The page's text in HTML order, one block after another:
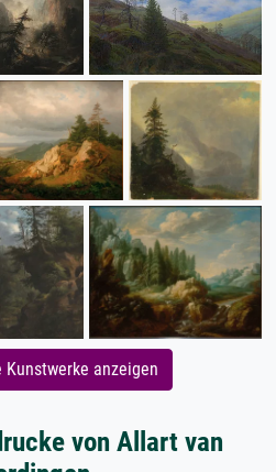
Kunstwerke anzeigen
von Allart van